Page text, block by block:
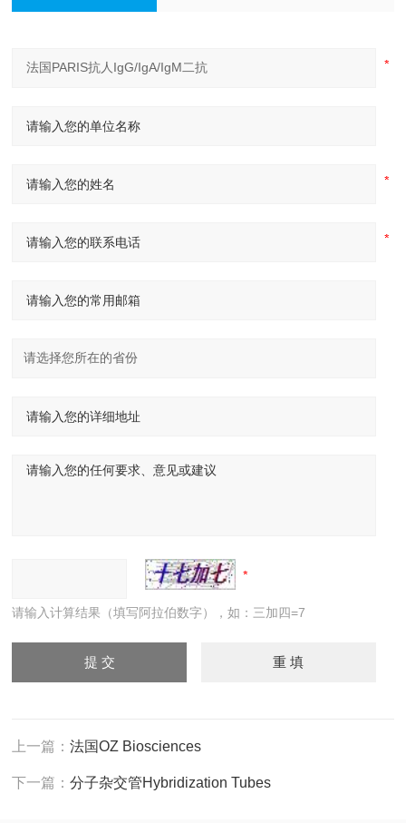
请输入计算结果（填写阿拉伯数字），如：三加四=7
上一篇：法国OZ Biosciences
下一篇：分子杂交管Hybridization Tubes